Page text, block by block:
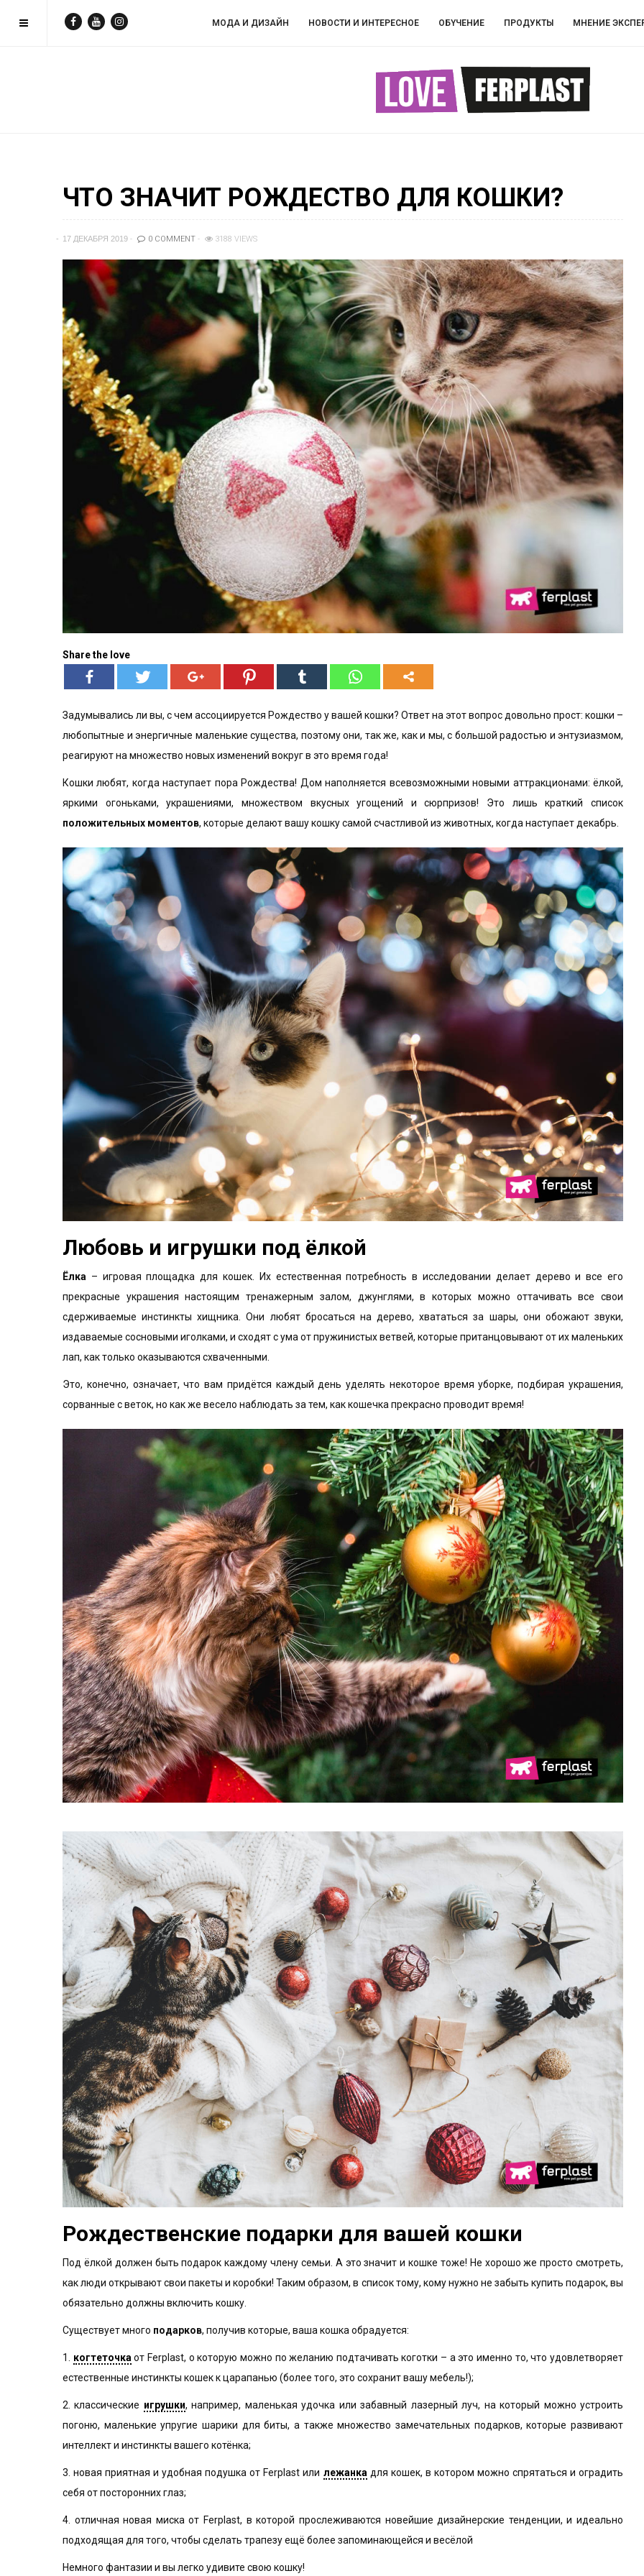
МОДА И ДИЗAЙН НОВОСТИ И ИНТЕРЕСНОЕ ОБYЧEНИЕ ПРОДУКТЫ МНЕНИЕ
ЧТО ЗНАЧИТ РОЖДЕСТВО ДЛЯ КОШКИ?
17 ДЕКАБРЯ 2019 0 COMMENT 3188 VIEWS
Share the love
Задумывались ли вы, с чем ассоциируется Рождество у вашей кошки? Ответ на этот вопрос довольно прост: кошки –
любопытные и энергичные маленькие существа, поэтому они, так же, как и мы, с большой радостью и энтузиазмом,
реагируют на множество новых изменений вокруг в это время года!
Кошки любят, когда наступает пора Рождества! Дом наполняется всевозможными новыми аттракционами: ёлкой,
яркими огоньками, украшениями, множеством вкусных угощений и сюрпризов! Это лишь краткий список
положительных моментов, которые делают вашу кошку самой счастливой из животных, когда наступает декабрь.
Любовь и игрушки под ёлкой
Ёлка – игровая площадка для кошек. Их естественная потребность в исследовании делает дерево и все его
прекрасные украшения настоящим тренажерным залом, джунглями, в которых можно оттачивать все свои
сдерживаемые инстинкты хищника. Они любят бросаться на дерево, хвататься за шары, они обожают звуки,
издаваемые сосновыми иголками, и сходят с ума от пружинистых ветвей, которые пританцовывают от их маленьких
лап, как только оказываются схваченными.
Это, конечно, означает, что вам придётся каждый день уделять некоторое время уборке, подбирая украшения,
сорванные с веток, но как же весело наблюдать за тем, как кошечка прекрасно проводит время!
Рождественские подарки для вашей кошки
Под ёлкой должен быть подарок каждому члену семьи. А это значит и кошке тоже! Не хорошо же просто смотреть,
как люди открывают свои пакеты и коробки! Таким образом, в список тому, кому нужно не забыть купить подарок, вы
обязательно должны включить кошку.
Существует много подарков, получив которые, ваша кошка обрадуется:
1. когтеточка от Ferplast, о которую можно по желанию подтачивать коготки – а это именно то, что удовлетворяет
естественные инстинкты кошек к царапанью (более того, это сохранит вашу мебель!);
2. классические игрушки, например, маленькая удочка или забавный лазерный луч, на который можно устроить
погоню, маленькие упругие шарики для биты, а также множество замечательных подарков, которые развивают
интеллект и инстинкты вашего котёнка;
3.новая приятная и удобная подушка от Ferplast или лежанка для кошек, в котором можно спрятаться и оградить
себя от посторонних глаз;
4. отличная новая миска от Ferplast, в которой прослеживаются новейшие дизайнерские тенденции, и идеально
подходящая для того, чтобы сделать трапезу ещё более запоминающейся и весёлой
Немного фантазии и вы легко удивите свою кошку!